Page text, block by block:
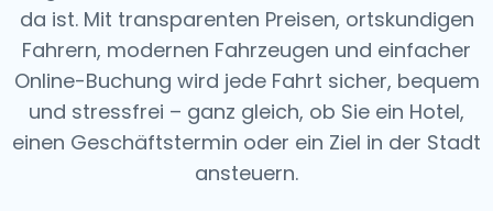
da ist. Mit transparenten Preisen, ortskundigen
Fahrern, modernen Fahrzeugen und einfacher
Online-Buchung wird jede Fahrt sicher, bequem
und stressfrei – ganz gleich, ob Sie ein Hotel,
einen Geschäftstermin oder ein Ziel in der Stadt
ansteuern.